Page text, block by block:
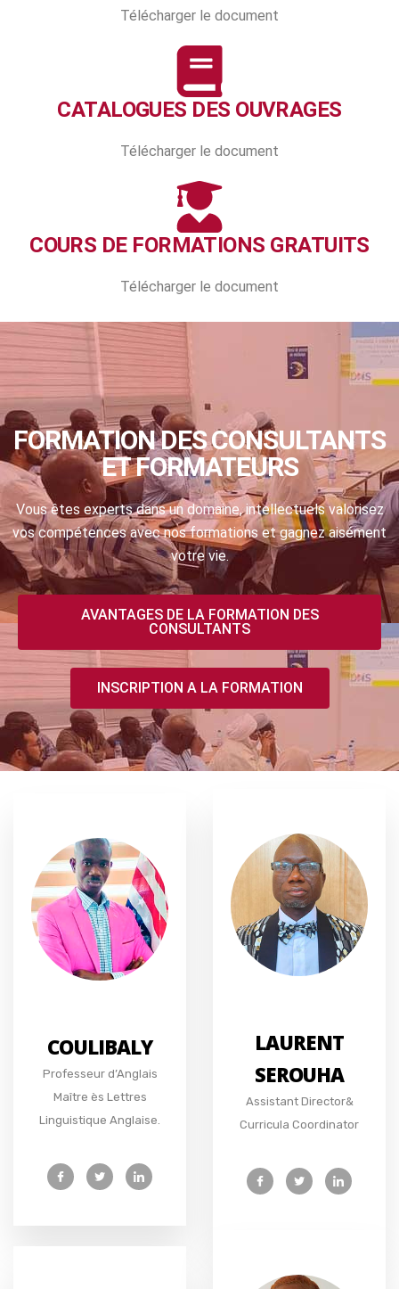
Télécharger le document
CATALOGUES DES OUVRAGES
Télécharger le document
COURS DE FORMATIONS GRATUITS
Télécharger le document
FORMATION DES CONSULTANTS
ET FORMATEURS
Vous êtes experts dans un domaine, intellectuels valorisez
vos compétences avec nos formations et gagnez aisément
votre vie.
AVANTAGES DE LA FORMATION DES
CONSULTANTS
INSCRIPTION A LA FORMATION
COULIBALY
Professeur d’Anglais
Maître ès Lettres
Linguistique Anglaise.
LAURENT
SEROUHA
Assistant Director&
Curricula Coordinator